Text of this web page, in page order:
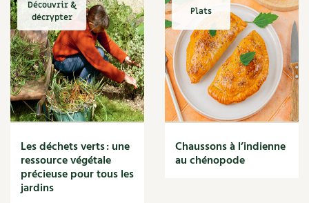
Marie Chioca
Marmite
Massage
Matériaux
Maux
Méditerranéen
Menace
Mésange
Microflore
Migraine
Mode de culture
Montagne
Découvrir &
décrypter
Les déchets verts : une
ressource végétale
précieuse pour tous les
jardins
Plats
Chaussons à l’indienne
au chénopode